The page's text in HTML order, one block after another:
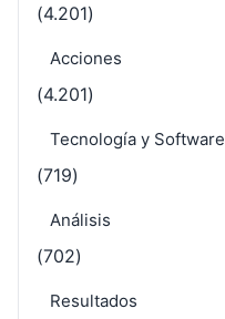
(4.201)
Acciones
(4.201)
Tecnología y Software
(719)
Análisis
(702)
Resultados